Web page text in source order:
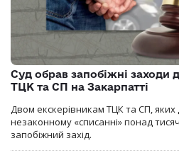
Суд обрав запобіжні заходи
ТЦК та СП на Закарпатті
Двом екскерівникам ТЦК та СП,
незаконному «списанні» понад
запобіжний захід.